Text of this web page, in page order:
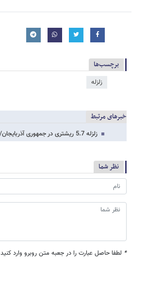
برچسب‌ها
زلزله
خبرهای مرتبط
زلزله 5.7 ریشتری در جمهوری آذربایجان/ خسارت به برخی خانه‌ها در اردبیل
نظر شما
* لطفا حاصل عبارت را در جعبه متن روبرو وارد کنید